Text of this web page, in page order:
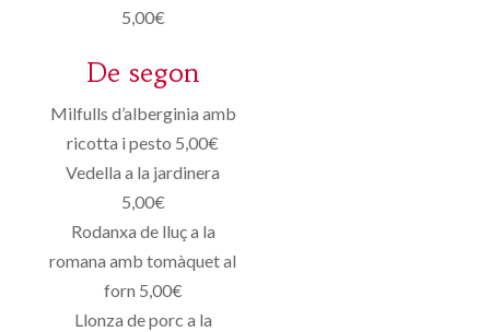
5,00€
De segon
Milfulls d’alberginia amb
ricotta i pesto 5,00€
Vedella a la jardinera
5,00€
Rodanxa de lluç a la
romana amb tomàquet al
forn 5,00€
Llonza de porc a la